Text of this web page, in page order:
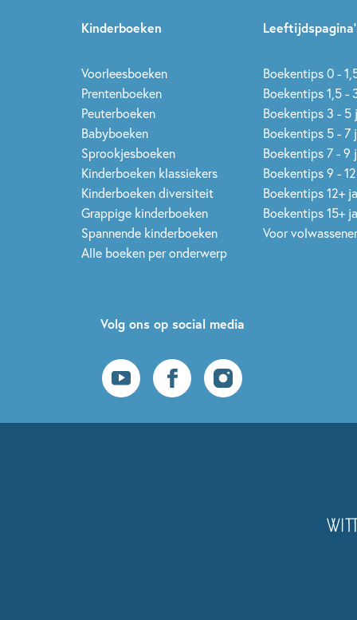
Kinderboeken
Voorleesboeken
Prentenboeken
Peuterboeken
Babyboeken
Sprookjesboeken
Kinderboeken klassiekers
Kinderboeken diversiteit
Grappige kinderboeken
Spannende kinderboeken
Alle boeken per onderwerp
Boekentips 0 -
Boekentips 1,5 -
Boekentips 3 - 5
Boekentips 5 - 7
Boekentips 7 - 9
Boekentips 9 -
Boekentips 12+
Boekentips 15+
Voor
Volg ons op social media